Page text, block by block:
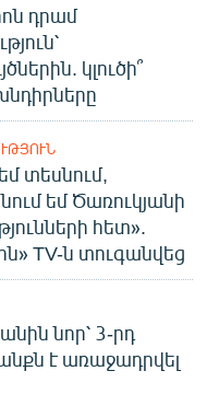
դրամ
կլուծի՞
տեսնում,
եմ Ծառուկյանի
հետ».
TV-ն տուգանվեց
նոր՝ 3-րդ
է առաջադրվել